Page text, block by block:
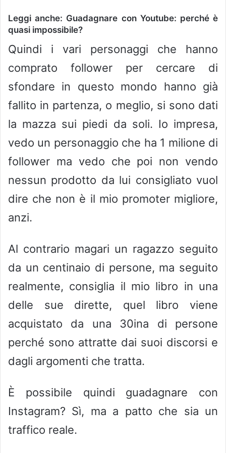
Leggi anche: Guadagnare con Youtube: perché è
quasi impossibile?
Quindi i vari personaggi che hanno
comprato follower per cercare di
sfondare in questo mondo hanno già
fallito in partenza, o meglio, si sono dati
la mazza sui piedi da soli. Io impresa,
vedo un personaggio che ha 1 milione di
follower ma vedo che poi non vendo
nessun prodotto da lui consigliato vuol
dire che non è il mio promoter migliore,
anzi.
Al contrario magari un ragazzo seguito
da un centinaio di persone, ma seguito
realmente, consiglia il mio libro in una
delle sue dirette, quel libro viene
acquistato da una 30ina di persone
perché sono attratte dai suoi discorsi e
dagli argomenti che tratta.
È possibile quindi guadagnare con
Instagram? Sì, ma a patto che sia un
traffico reale.